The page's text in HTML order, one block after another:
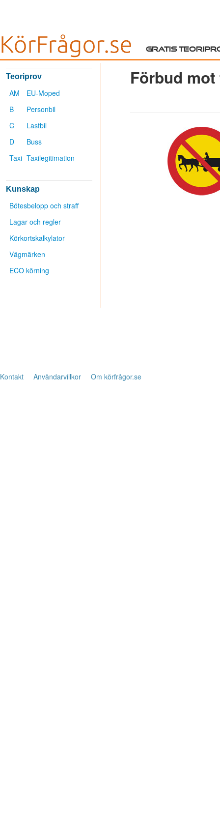
Kontakt Användarvillkor Om körfrågor.se
Gratis
Teoriprov
AM
EU-Moped
B
Personbil
C
Lastbil
D
Buss
Taxi Taxilegitimation
Kunskap
Bötesbelopp och straff
Lagar och regler
Körkortskalkylator
Vägmärken
ECO körning
Förbud